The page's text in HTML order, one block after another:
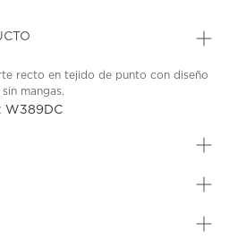
recto en tejido de punto con diseño
mangas.
W389DC